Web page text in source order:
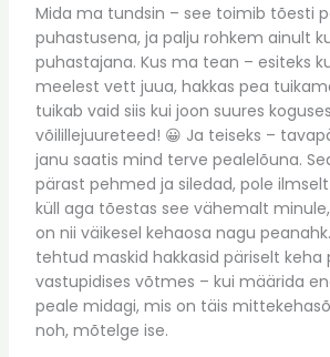
Mida ma tundsin – see toimib tõesti
puhastusena, ja palju rohkem ainult
puhastajana. Kus ma tean – esiteks
meelest vett juua, hakkas pea
tuikab vaid siis kui joon suures koguses
võilillejuureteed! 😀 Ja teiseks –
janu saatis mind terve pealelõuna.
pärast pehmed ja siledad, pole
küll aga tõestas see vähemalt
on nii väikesel kehaosa nagu
tehtud maskid hakkasid päriselt keha
vastupidises võtmes – kui määrida
peale midagi, mis on täis
noh, mõtelge ise.